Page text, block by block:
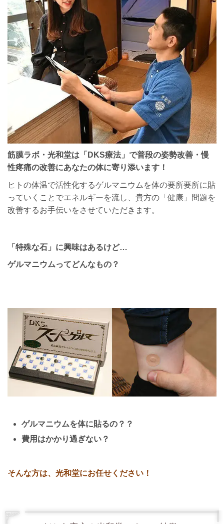
筋膜ラボ・光和堂は「DKS療法」で普段の姿勢改善・慢
性疼痛の改善にあなたの体に寄り添います ！
ヒトの体温で活性化するゲルマニウムを体の要所要所に貼
っていくことでエネルギーを流し、貴方の「健康」問題を
改善するお手伝いをさせていただきます。
「特殊な石」に興味はあるけど…
ゲルマニウムってどんなもの？
ゲルマニウムを体に貼るの？？
費用はかかり過ぎない？
そんな方は、光和堂にお任せください！